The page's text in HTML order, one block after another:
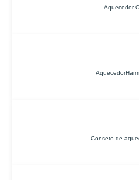
Aquecedor
Conseto de